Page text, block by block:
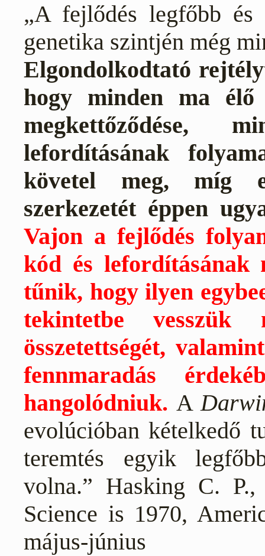
„A fejlődés legfőbb és
genetika szintjén még
Elgondolkodtató
hogy minden ma élő
lefordításának
követel meg, míg
szerkezetét éppen
Vajon a fejlődés
kód és lefordításának
tűnik, hogy ilyen
tekintetbe
összetettségét,
fennmaradás
hangolódniuk.A
evolúcióban kételkedő
teremtés egyik
volna.” Hasking C.
Science is 1970,
május-június